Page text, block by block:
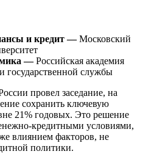
и кредит —Московский
—Российская академия
государственной службы
провел заседание, на
сохранить ключевую
21% годовых. Это решение
кредитными условиями,
влиянием факторов, не
политики.